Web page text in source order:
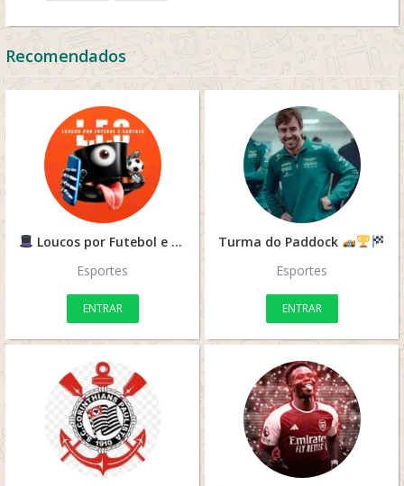
Recomendados
Loucos por Futebol e Cartola
L.F.C
Esportes
ENTRAR
Turma do Paddock
Esportes
ENTRAR